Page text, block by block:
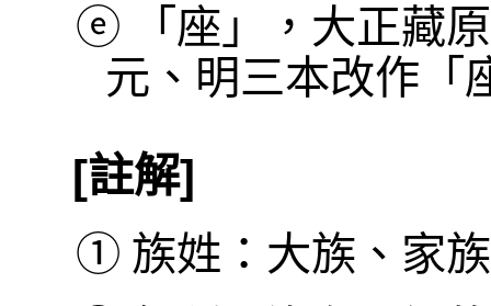
ⓔ
「座」，大正藏
元、明三本改作「
[註解]
① 族姓：大族、家